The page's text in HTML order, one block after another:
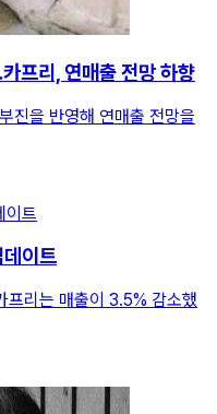
프리, 연매출 전망 하향
진을 반영해 연매출 전망을
이트
리는 매출이 3.5% 감소했